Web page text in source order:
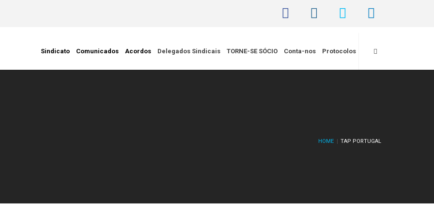
Sindicato Comunicados Acordos Delegados Sindicais TORNE-SE SÓCIO Conta-nos Protocolos
HOME TAP PORTUGAL